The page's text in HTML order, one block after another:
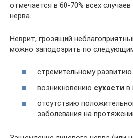
отмечается в 60-70% всех
нерва.
Неврит, грозящий
можно заподозрить по
стремительному развитию
возникновению сухости в
отсутствию
заболевания на